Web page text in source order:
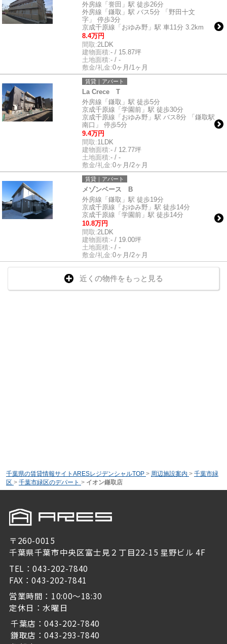
外房線「誉田」駅 徒歩26分
外房線「鎌取」駅 バス5分 「野田十文
字」 停歩3分
京成千原線「おゆみ野」駅 車11分 3.2km
8.4万円
間取:2LDK
建物面積:- / 15.87坪
土地面積:- / -
敷金/礼金:0ヶ月/1ヶ月
賃貸｜アパート
La Crece T
外房線「鎌取」駅 徒歩5分
京成千原線「学園前」駅 徒歩30分
京成千原線「おゆみ野」駅 バス8分 「鎌取駅
南口」 停歩5分
9.4万円
間取:1LDK
建物面積:- / 12.77坪
土地面積:- / -
敷金/礼金:0ヶ月/2ヶ月
賃貸｜アパート
メゾンベース B
外房線「鎌取」駅 徒歩19分
京成千原線「おゆみ野」駅 徒歩14分
京成千原線「学園前」駅 徒歩14分
10.8万円
間取:2LDK
建物面積:- / 19.00坪
土地面積:- / -
敷金/礼金:0ヶ月/2ヶ月
近くの物件をもっと見る
千葉県の賃貸情報サイトARESレジデンシャルTOP > 周辺施設案内 > 千葉市緑
区 > 千葉市緑区のデパート > イオン鎌取店
〒260-0015
千葉県千葉市中央区富士見２丁目22-15 星野ビル 4F
TEL：043-202-7840
FAX：043-202-7841
営業時間：10:00～18:30
定休日：水曜日
千葉店：043-202-7840
鎌取店：043-293-7840